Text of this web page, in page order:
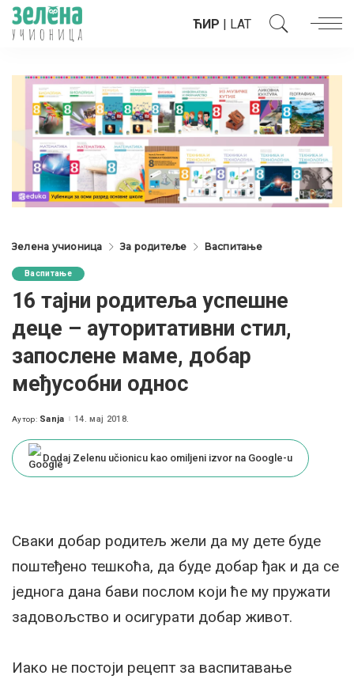
ЋИР | LAT
Зелена учионица За родитеље Васпитање
Васпитање
16 тајни родитеља успешне
деце – ауторитативни стил,
запослене маме, добар
међусобни однос
Posted
Аутор: Sanja 14. мај 2018.
Dodaj Zelenu učionicu kao omiljeni izvor na Google-u
Сваки добар родитељ жели да му дете буде
поштеђено тешкоћа, да буде добар ђак и да се
једнога дана бави послом који ће му пружати
задовољство и осигурати добар живот.
Иако не постоји рецепт за васпитавање